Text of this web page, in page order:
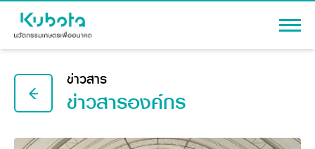
ข่าวสาร
ข่าวสารองค์กร